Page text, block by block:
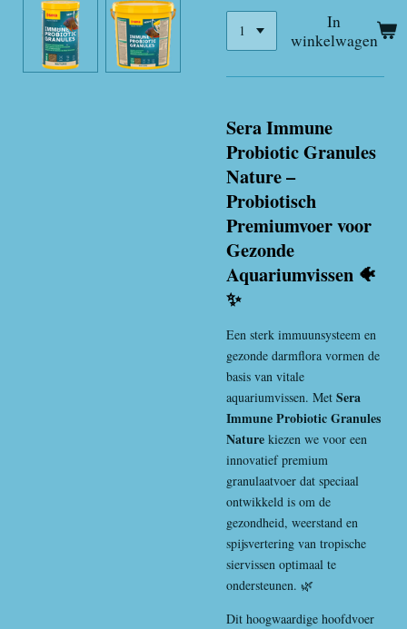
In
winkelwagen
Sera Immune
Probiotic Granules
Nature –
Probiotisch
Premiumvoer voor
Gezonde
Aquariumvissen 🐠
✨
Een sterk immuunsysteem en
gezonde darmflora vormen de
basis van vitale
aquariumvissen. Met Sera
Immune Probiotic Granules
Nature kiezen we voor een
innovatief premium
granulaatvoer dat speciaal
ontwikkeld is om de
gezondheid, weerstand en
spijsvertering van tropische
siervissen optimaal te
ondersteunen. 🌿
Dit hoogwaardige hoofdvoer